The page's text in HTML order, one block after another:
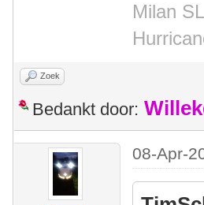
Milan
Zoek
Bedankt door:
08-Apr-